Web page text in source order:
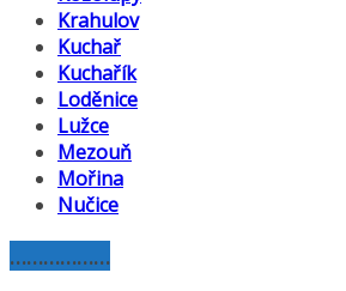
Krahulov
Kuchař
Kuchařík
Loděnice
Lužce
Mezouň
Mořina
Nučice
………………